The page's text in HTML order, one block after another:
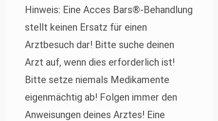
Hinweis: Eine Acces Bars®-Behandlung
stellt keinen Ersatz für einen
Arztbesuch dar! Bitte suche deinen
Arzt auf, wenn dies erforderlich ist!
Bitte setze niemals Medikamente
eigenmächtig ab! Folgen immer den
Anweisungen deines Arztes! Eine